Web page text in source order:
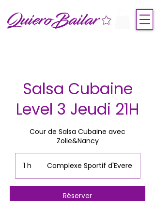
QuieroBailar
Salsa Cubaine
Level 3 Jeudi 21H
Cour de Salsa Cubaine avec
Zolie&Nancy
1 h Complexe Sportif d'Evere
Réserver